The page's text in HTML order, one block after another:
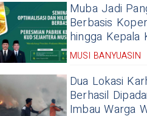
Muba Jadi
Berbasis
hingga Kepala
MUSI BANYUASIN
Dua Lokasi
Berhasil
Imbau Warga